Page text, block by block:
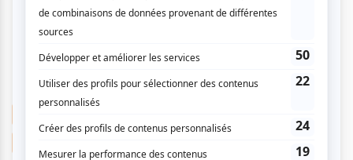
Retrouvez toute notre couverture du festival ici.